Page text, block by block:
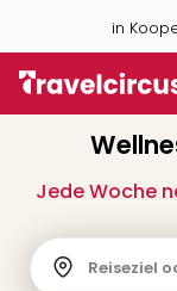
in
Jede Woche
Reiseziel